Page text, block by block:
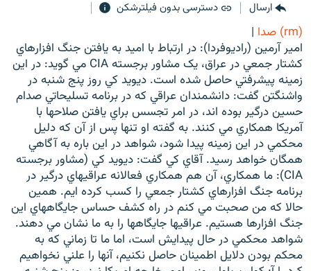
گزارش‌های تصویری
گزارش‌های ویدئویی
زنان فردا
English
به ما بپیوندید
زبان‌های دیگر
ارسال
دسترسی بدون فیلترشکن
(rm) صدا
|
امير آرمين (راديوفردا): در ارتباط با اميد به يافتن جنگ افزارهاي
کشتار جمعي در عراق، يک مشاور برجسته CIA مي گويد: در اين
زمينه پيشرفتي حاصل شده است. ديويد کي روز پنج شنبه در
واشنگتن گفت: دانشمندان عراقي که در برنامه تسليحاتي صدام
حسين درگير بوده اند، در امر تجسس براي يافتن صلاحها با
آمريکا همکاري مي کنند. به گفته او تنها پس از آن که دليل
محکمي در اين زمينه پيدا شود، شواهد در اين باره به آگاهي
همگان خواهد رسيد. آقاي کي گفت: ديويد کي (مشاور برجسته
CIA): ما همکاري، آن هم همکاري فعالانه عراقيهاي درگير در
برنامه جنگ افزارهاي کشتار جمعي را کسب کرده ايم. همين
حالا که من صحبت مي کنم در راه کشف حساس جايگاههاي اين
جنگ افزارها هستيم. عراقيها جايگاهها را به ما نشان مي دهند.
شواهد محکمي در حال پيدايش است، اما ما تا زماني که به
محکم بودن دلايل اطمينان حاصل نکنيم، آنها را علني نخواهيم